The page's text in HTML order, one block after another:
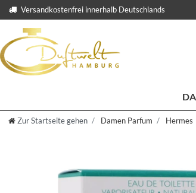
Versandkostenfrei innerhalb Deutschlands
Zur Startseite gehen Damen Parfum Hermes